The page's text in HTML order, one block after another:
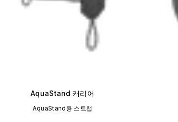
AquaStand 캐리어
AquaStand용 스트랩